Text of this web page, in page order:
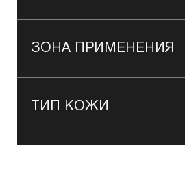
ЗОНА ПРИМЕНЕНИЯ
ТИП КОЖИ